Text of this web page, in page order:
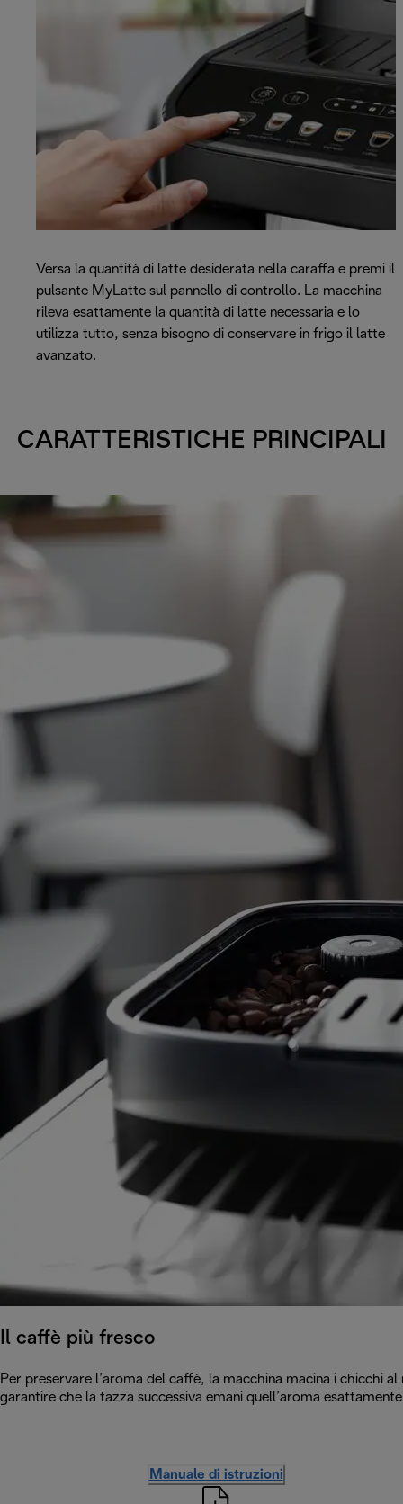
Versa la quantità di latte desiderata nella caraffa e premi il
pulsante MyLatte sul pannello di controllo. La macchina
rileva esattamente la quantità di latte necessaria e lo
utilizza tutto, senza bisogno di conservare in frigo il latte
avanzato.
CARATTERISTICHE PRINCIPALI
Il caffè più fresco
Per preservare l’aroma del caffè, la macchina macina i chicchi
garantire che la tazza successiva emani quell’aroma
Manuale di istruzioni